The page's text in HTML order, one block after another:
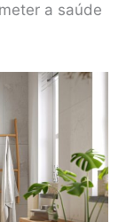
a saúde